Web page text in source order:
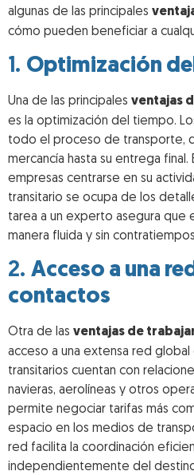
algunas de las principales
cómo pueden beneficiar a
1. Optimización
Una de las principales ventajas
es la optimización del tiempo.
todo el proceso de transporte,
mercancía hasta su entrega final.
empresas centrarse en su
transitario se ocupa de los
tarea a un experto asegura que
manera fluida y sin
2. Acceso a una
contactos
Otra de las ventajas de
acceso a una extensa red
transitarios cuentan con
navieras, aerolíneas y otros
permite negociar tarifas más
espacio en los medios de
red facilita la coordinación
independientemente del